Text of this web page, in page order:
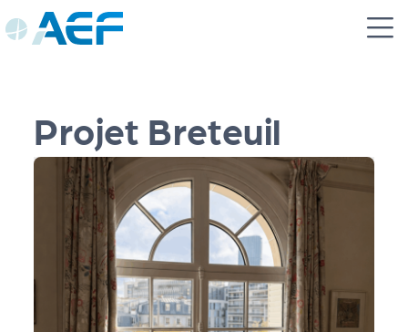
Projet Breteuil
Panneau de gestion des cookies